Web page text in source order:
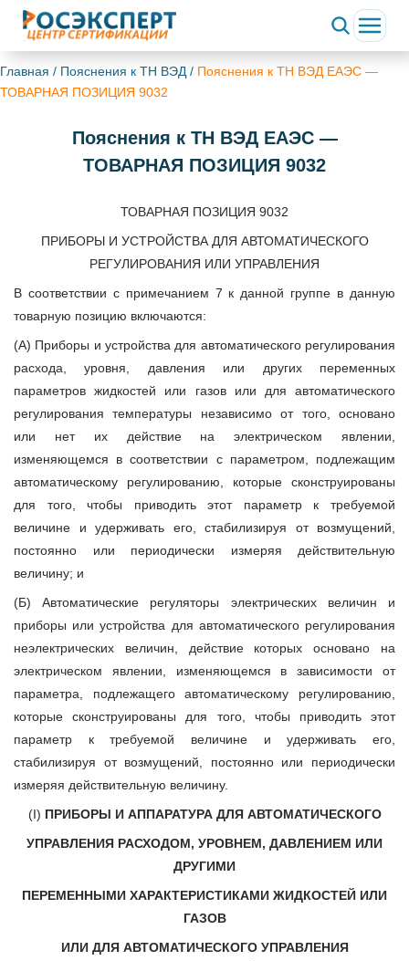
Главная / Пояснения к ТН ВЭД / Пояснения к ТН ВЭД ЕАЭС —
ТОВАРНАЯ ПОЗИЦИЯ 9032
Пояснения к ТН ВЭД ЕАЭС —
ТОВАРНАЯ ПОЗИЦИЯ 9032
ТОВАРНАЯ ПОЗИЦИЯ 9032
ПРИБОРЫ И УСТРОЙСТВА ДЛЯ АВТОМАТИЧЕСКОГО
РЕГУЛИРОВАНИЯ ИЛИ УПРАВЛЕНИЯ
В соответствии с примечанием 7 к данной группе в данную
товарную позицию включаются:
(А) Приборы и устройства для автоматического регулирования
расхода, уровня, давления или других переменных
параметров жидкостей или газов или для автоматического
регулирования температуры независимо от того, основано
или нет их действие на электрическом явлении,
изменяющемся в соответствии с параметром, подлежащим
автоматическому регулированию, которые сконструированы
для того, чтобы приводить этот параметр к требуемой
величине и удерживать его, стабилизируя от возмущений,
постоянно или периодически измеряя действительную
величину; и
(Б) Автоматические регуляторы электрических величин и
приборы или устройства для автоматического регулирования
неэлектрических величин, действие которых основано на
электрическом явлении, изменяющемся в зависимости от
параметра, подлежащего автоматическому регулированию,
которые сконструированы для того, чтобы приводить этот
параметр к требуемой величине и удерживать его,
стабилизируя от возмущений, постоянно или периодически
измеряя действительную величину.
(I) ПРИБОРЫ И АППАРАТУРА ДЛЯ АВТОМАТИЧЕСКОГО
УПРАВЛЕНИЯ РАСХОДОМ, УРОВНЕМ, ДАВЛЕНИЕМ ИЛИ
ДРУГИМИ
ПЕРЕМЕННЫМИ ХАРАКТЕРИСТИКАМИ ЖИДКОСТЕЙ ИЛИ
ГАЗОВ
ИЛИ ДЛЯ АВТОМАТИЧЕСКОГО УПРАВЛЕНИЯ